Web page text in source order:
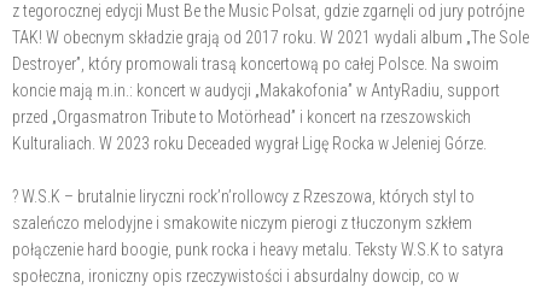
z tegorocznej edycji Must Be the Music Polsat, gdzie zgarnęli od jury potrójne
TAK! W obecnym składzie grają od 2017 roku. W 2021 wydali album „The Sole
Destroyer”, który promowali trasą koncertową po całej Polsce. Na swoim
koncie mają m.in.: koncert w audycji „Makakofonia” w AntyRadiu, support
przed „Orgasmatron Tribute to Motörhead” i koncert na rzeszowskich
Kulturaliach. W 2023 roku Deceaded wygrał Ligę Rocka w Jeleniej Górze.
? W.S.K – brutalnie liryczni rock’n’rollowcy z Rzeszowa, których styl to
szaleńczo melodyjne i smakowite niczym pierogi z tłuczonym szkłem
połączenie hard boogie, punk rocka i heavy metalu. Teksty W.S.K to satyra
społeczna, ironiczny opis rzeczywistości i absurdalny dowcip, co w